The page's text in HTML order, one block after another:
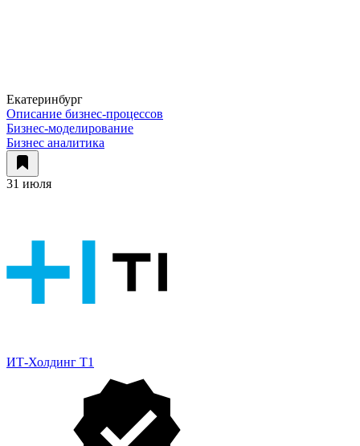
Екатеринбург
Описание бизнес-процессов
Бизнес-моделирование
Бизнес аналитика
31 июля
ИТ-Холдинг Т1